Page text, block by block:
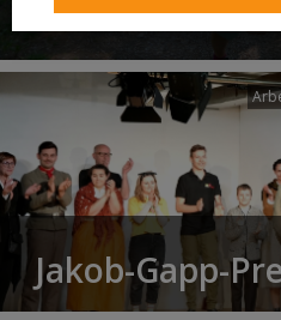
Laudato si’
Jakob-Gapp-